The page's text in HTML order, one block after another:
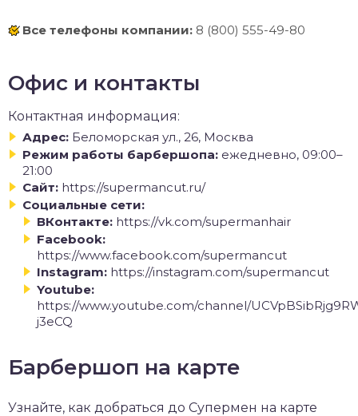
Все телефоны компании: 8 (800) 555-49-80
Офис и контакты
Контактная информация:
Адрес: Беломорская ул., 26, Москва
Режим работы барбершопа: ежедневно, 09:00–
21:00
Сайт: https://supermancut.ru/
Социальные сети:
ВКонтакте: https://vk.com/supermanhair
Facebook:
https://www.facebook.com/supermancut
Instagram: https://instagram.com/supermancut
Youtube:
https://www.youtube.com/channel/
j3eCQ
Барбершоп на карте
Узнайте, как добраться до Супермен на карте